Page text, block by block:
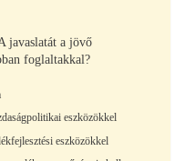
javaslatát a jövő
foglaltakkal?
eszközökkel
eszközökkel